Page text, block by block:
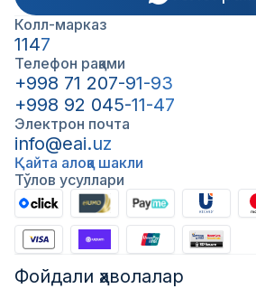
Колл-марказ
1147
Телефон рақами
+998 71 207-91-93
+998 92 045-11-47
Электрон почта
info@eai.uz
Қайта алоқа шакли
Тўлов усуллари
Фойдали ҳаволалар